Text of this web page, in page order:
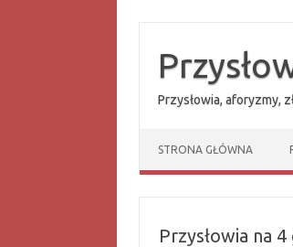
treści
Przysłowia, aforyzmy,
STRONA GŁÓWNA
Przysłowia na